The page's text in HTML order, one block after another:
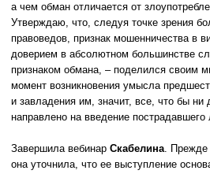
а чем обман отличается от
Утверждаю, что, следуя точке зрения
правоведов, признак мошенничества в
доверием в абсолютном большинстве
признаком обмана, – поделился своим
момент возникновения умысла
и завладения им, значит, все, что бы ни
направлено на введение
Завершила вебинар Скабелина. Прежде
она уточнила, что ее выступление